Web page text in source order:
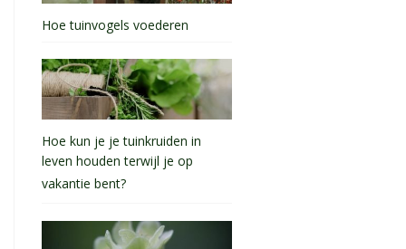
Hoe tuinvogels voederen
Hoe kun je je tuinkruiden in
leven houden terwijl je op
vakantie bent?